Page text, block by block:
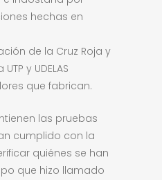
hechas en
de la Cruz Roja y
y UDELAS
que fabrican.
las pruebas
cumplido con la
quiénes se han
que hizo llamado